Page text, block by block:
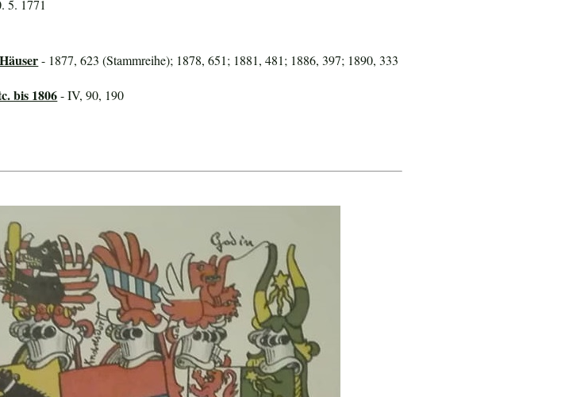
5. 1771
- 1877, 623 (Stammreihe); 1878, 651; 1881, 481; 1886, 397; 1890, 333
bis 1806- IV, 90, 190